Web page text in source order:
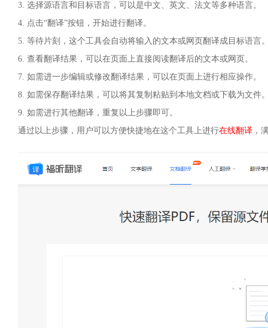
3. 选择源语言和目标语言，可以是中文、英文、法文等多种语言。
4. 点击“翻译”按钮，开始进行翻译。
5. 等待片刻，这个工具会自动将输入的文本或网页翻译成目标语言
6. 查看翻译结果，可以在页面上直接阅读翻译后的文本或网页。
7. 如需进一步编辑或修改翻译结果，可以在页面上进行相应操作。
8. 如需保存翻译结果，可以将其复制粘贴到本地文档或下载为文件
9. 如需进行其他翻译，重复以上步骤即可。
通过以上步骤，用户可以方便快捷地在这个工具上进行在线翻译 ，